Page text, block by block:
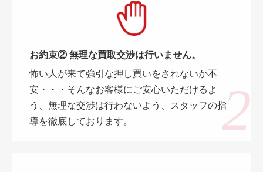
お約束② 無理な買取交渉は行いません。
怖い人が来て強引な押し買いをされないか不
安・・・そんなお客様にご安心いただけるよ
う、無理な交渉は行わないよう、スタッフの指
導を徹底しております。